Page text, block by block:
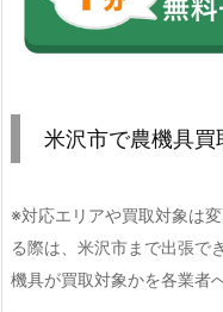
米沢市で農機具
※対応エリアや買取対象は
る際は、米沢市まで出張で
機具が買取対象かを各業者